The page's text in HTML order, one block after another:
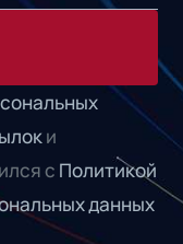
и
с Политикой
данных